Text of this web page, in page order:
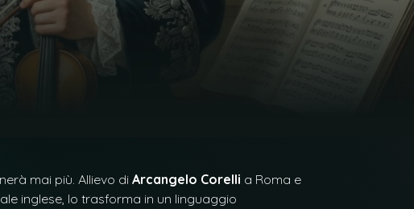
mai più. Allievo diArcangelo Corelli a Roma e
inglese, lo trasforma in un linguaggio